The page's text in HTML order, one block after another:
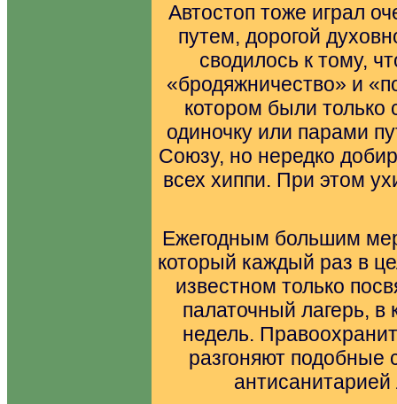
Автостоп тоже играл
путем, дорогой
сводилось к тому,
«бродяжничество» и
котором были
одиночку или парами
Союзу, но нередко
всех хиппи. При этом
Ежегодным большим
который каждый раз в
известном только
палаточный лагерь, в
недель.
разгоняют подобные
антисанитарией